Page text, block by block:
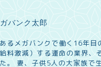
バンク太郎
るメガバンクで働く16年
給料激減）する運命の業界
。 妻、子供5人の大家族で